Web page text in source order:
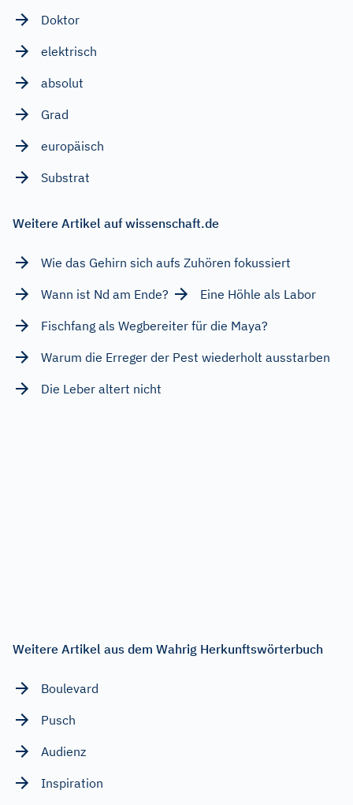
Doktor
elektrisch
absolut
Grad
europäisch
Substrat
Weitere Artikel auf wissenschaft.de
Wie das Gehirn sich aufs Zuhören fokussiert
Wann ist Nd am Ende?
Eine Höhle als Labor
Fischfang als Wegbereiter für die Maya?
Warum die Erreger der Pest wiederholt ausstarben
Die Leber altert nicht
Weitere Artikel aus dem Wahrig Herkunftswörterbuch
Boulevard
Pusch
Audienz
Inspiration